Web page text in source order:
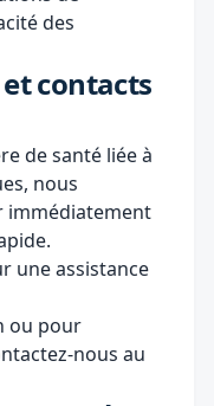
des
contacts
de santé liée à
nous
immédiatement
une assistance
ou pour
nous au